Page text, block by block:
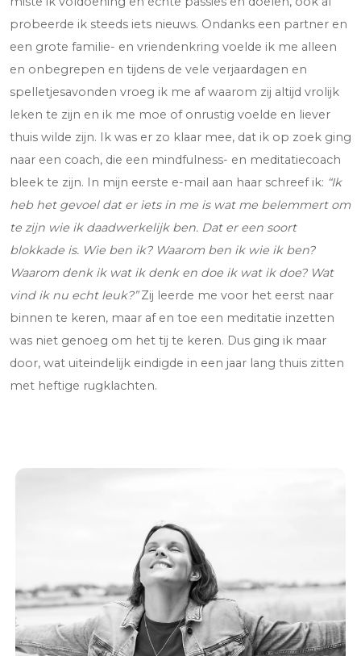
probeerde ik steeds iets nieuws. Ondanks een partner en
een grote familie- en vriendenkring voelde ik me alleen
en onbegrepen en tijdens de vele verjaardagen en
spelletjesavonden vroeg ik me af waarom zij altijd vrolijk
leken te zijn en ik me moe of onrustig voelde en liever
thuis wilde zijn. Ik was er zo klaar mee, dat ik op zoek ging
naar een coach, die een mindfulness- en meditatiecoach
bleek te zijn. In mijn eerste e-mail aan haar schreef ik: “Ik
heb het gevoel dat er iets in me is wat me belemmert om
te zijn wie ik daadwerkelijk ben. Dat er een soort
blokkade is. Wie ben ik? Waarom ben ik wie ik ben?
Waarom denk ik wat ik denk en doe ik wat ik doe? Wat
vind ik nu echt leuk?”Zij leerde me voor het eerst naar
binnen te keren, maar af en toe een meditatie inzetten
was niet genoeg om het tij te keren. Dus ging ik maar
door, wat uiteindelijk eindigde in een jaar lang thuis zitten
met heftige rugklachten.